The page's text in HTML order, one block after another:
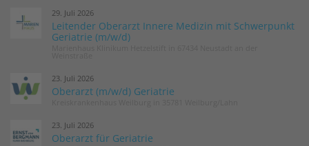
29. Juli 2026
Leitender Oberarzt Innere Medizin mit Schwerpunkt
Geriatrie (m/w/d)
23. Juli 2026
Oberarzt (m/w/d) Geriatrie
23. Juli 2026
Oberarzt für Geriatrie